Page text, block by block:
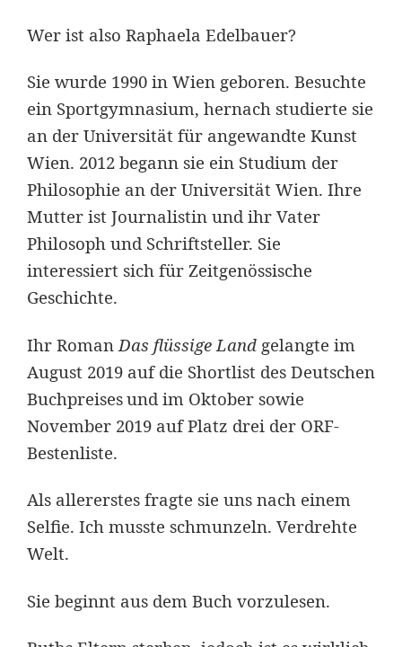
Wer ist also Raphaela Edelbauer?
Sie wurde 1990 in Wien geboren. Besuchte
ein Sportgymnasium, hernach studierte sie
an der Universität für angewandte Kunst
Wien. 2012 begann sie ein Studium der
Philosophie an der Universität Wien. Ihre
Mutter ist Journalistin und ihr Vater
Philosoph und Schriftsteller. Sie
interessiert sich für Zeitgenössische
Geschichte.
Ihr Roman Das flüssige Land gelangte im
August 2019 auf die Shortlist des Deutschen
Buchpreisesund im Oktober sowie
November 2019 auf Platz drei der ORF-
Bestenliste.
Als allererstes fragte sie uns nach einem
Selfie. Ich musste schmunzeln. Verdrehte
Welt.
Sie beginnt aus dem Buch vorzulesen.